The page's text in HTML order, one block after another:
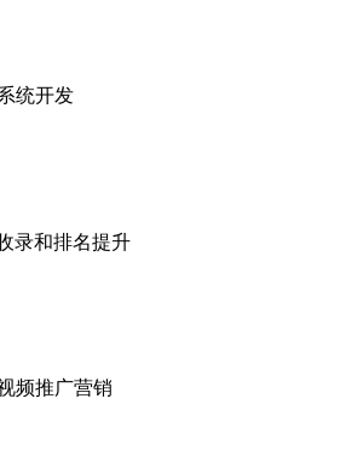
统开发
录和排名提升
频推广营销